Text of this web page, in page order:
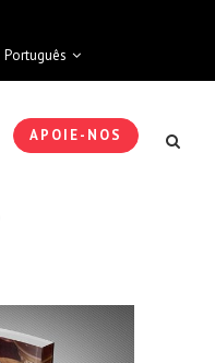
Português
APOIE-NOS